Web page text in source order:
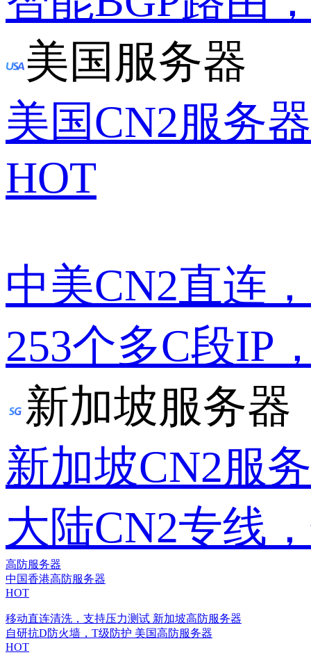
美国服务器
美国CN2服务器
HOT
中美CN2直连
253个多C段IP
新加坡服务器
新加坡CN2服
大陆CN2专线
高防服务器
中国香港高防服务器
HOT
移动直连清洗，支持压力测试 新加坡高防服务器
自研抗D防火墙，T级防护 美国高防服务器
HOT